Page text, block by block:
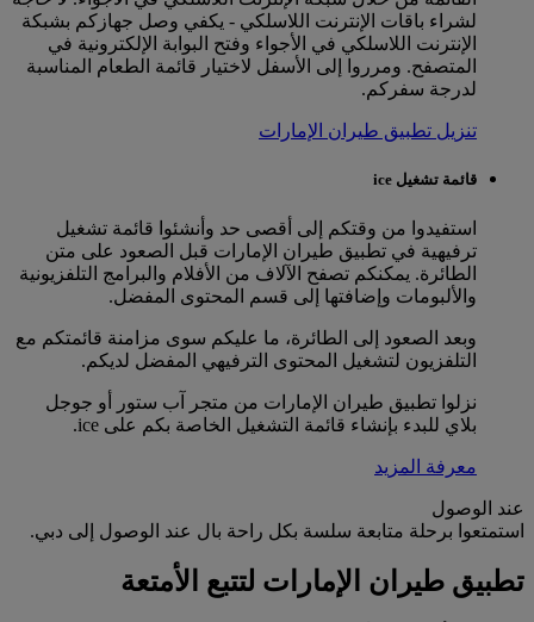
لشراء باقات الإنترنت اللاسلكي - يكفي وصل جهازكم بشبكة
الإنترنت اللاسلكي في الأجواء وفتح البوابة الإلكترونية في
المتصفح. ومرروا إلى الأسفل لاختيار قائمة الطعام المناسبة
لدرجة سفركم.
تنزيل تطبيق طيران الإمارات
قائمة تشغيل ice
استفيدوا من وقتكم إلى أقصى حد وأنشئوا قائمة تشغيل
ترفيهية في تطبيق طيران الإمارات قبل الصعود على متن
الطائرة. يمكنكم تصفح الآلاف من الأفلام والبرامج التلفزيونية
والألبومات وإضافتها إلى قسم المحتوى المفضل.
وبعد الصعود إلى الطائرة، ما عليكم سوى مزامنة قائمتكم مع
التلفزيون لتشغيل المحتوى الترفيهي المفضل لديكم.
نزلوا تطبيق طيران الإمارات من متجر آب ستور أو جوجل
بلاي للبدء بإنشاء قائمة التشغيل الخاصة بكم على ice.
معرفة المزيد
عند الوصول
استمتعوا برحلة متابعة سلسة بكل راحة بال عند الوصول إلى دبي.
تطبيق طيران الإمارات لتتبع الأمتعة